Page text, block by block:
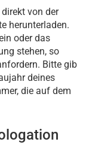
direkt von der
herunterladen.
oder das
stehen, so
Bitte gib
deines
die auf dem